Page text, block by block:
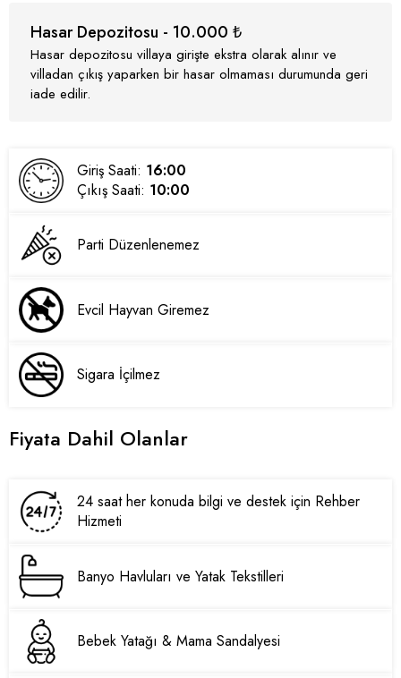
Hasar Depozitosu - 10.000 ₺
Hasar depozitosu villaya girişte ekstra olarak alınır ve
villadan çıkış yaparken bir hasar olmaması durumunda geri
iade edilir.
Giriş Saati: 16:00
Çıkış Saati: 10:00
Parti Düzenlenemez
Evcil Hayvan Giremez
Sigara İçilmez
Fiyata Dahil Olanlar
24 saat her konuda bilgi ve destek için Rehber
Hizmeti
Banyo Havluları ve Yatak Tekstilleri
Bebek Yatağı & Mama Sandalyesi